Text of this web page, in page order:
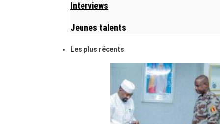
Interviews
Jeunes talents
Les plus récents